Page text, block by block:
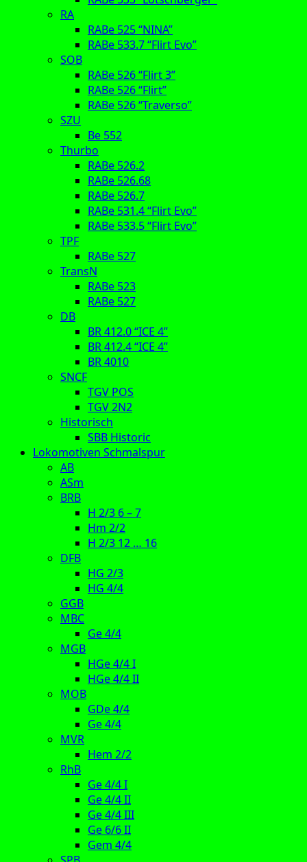
RA
RABe 525 “NINA”
RABe 533.7 “Flirt Evo”
SOB
RABe 526 “Flirt 3”
RABe 526 “Flirt”
RABe 526 “Traverso”
SZU
Be 552
Thurbo
RABe 526.2
RABe 526.68
RABe 526.7
RABe 531.4 “Flirt Evo”
RABe 533.5 “Flirt Evo”
TPF
RABe 527
TransN
RABe 523
RABe 527
DB
BR 412.0 “ICE 4”
BR 412.4 “ICE 4”
BR 4010
SNCF
TGV POS
TGV 2N2
Historisch
SBB Historic
Lokomotiven Schmalspur
AB
ASm
BRB
H 2/3 6 – 7
Hm 2/2
H 2/3 12 … 16
DFB
HG 2/3
HG 4/4
GGB
MBC
Ge 4/4
MGB
HGe 4/4 I
HGe 4/4 II
MOB
GDe 4/4
Ge 4/4
MVR
Hem 2/2
RhB
Ge 4/4 I
Ge 4/4 II
Ge 4/4 III
Ge 6/6 II
Gem 4/4